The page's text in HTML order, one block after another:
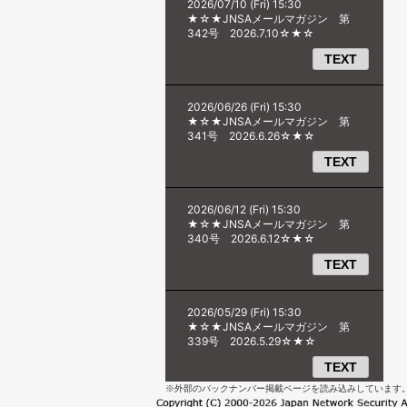
※外部のバックナンバー掲載ページを読み込みしています